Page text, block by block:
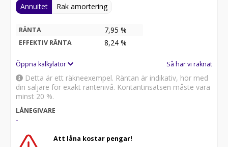
Annuitet Rak amortering
RÄNTA 7,95 %
EFFEKTIV RÄNTA 8,24 %
Öppna kalkylator Så har vi räknat
Detta är ett räkneexempel. Räntan är indikativ, hör med
din säljare för exakt räntenivå. Kontantinsatsen måste vara
minst 20 %.
LÅNEGIVARE
-
Att låna kostar pengar!